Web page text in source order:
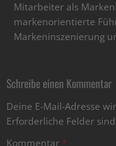
Mitarbeiter als
markenorientierte
Markeninszenierung
Schreibe einen Kommentar
Deine E-Mail-Adresse
Erforderliche Felder
Kommentar *